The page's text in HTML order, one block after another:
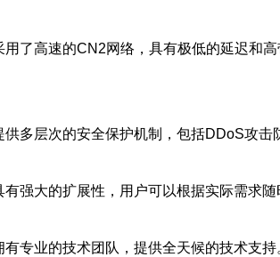
用了高速的CN2网络，具有极低的延迟和
供多层次的安全保护机制，包括DDoS攻
有强大的扩展性，用户可以根据实际需求
有专业的技术团队，提供全天候的技术支